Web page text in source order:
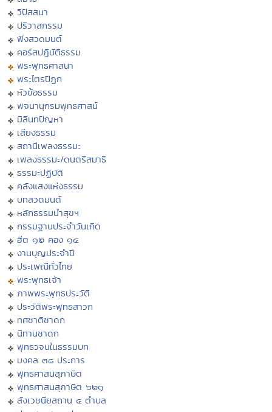
วิปัสสนา
ปริวาสกรรม
ฟังสวดมนต์
คอร์สปฏิบัติธรรม
พระพุทธศาสนา
พระไตรปิฏก
หัวข้อธรรม
พจนานุกรมพุทธศาสน์
มิลินทปัญหา
เสียงธรรม
สถานีเพลงธรรมะ
เพลงธรรมะ/ดนตรีสมาธิ
ธรรมะปฏิบัติ
คลังแสงแห่งธรรม
บทสวดมนต์
หลักธรรมนำสุขฯ
กรรมฐานประจำวันเกิด
ฮีต ๑๒ คอง ๑๔
งานบุญประจำปี
ประเพณีทั่วไทย
พระพุทธเจ้า
ภาพพระพุทธประวัติ
ประวัติพระพุทธสาวก
ทศชาติชาดก
นิทานชาดก
พุทธวจนในธรรมบท
มงคล ๓๘ ประการ
พุทธศาสนสุภาษิต
พุทธศาสนสุภาษิต ๖๒๑
สังเวชนียสถาน ๔ ตำบล